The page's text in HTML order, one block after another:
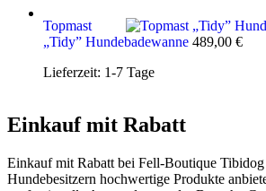
Topmast
„Tidy” Hundebadewanne 489,00 €
Lieferzeit: 1-7 Tage
Einkauf mit Rabatt
Einkauf mit Rabatt bei Fell-Boutique
Hundebesitzern hochwertige Produkte